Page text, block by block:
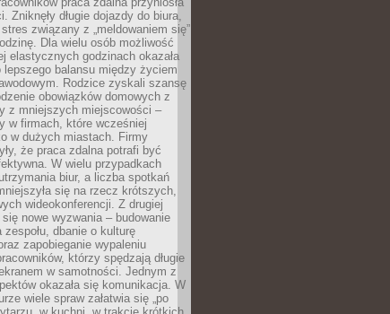
Zniknęły długie dojazdy do biura,
związany z „meldowaniem się”
Dla wielu osób możliwość
elastycznych godzinach okazała
balansu między życiem
Rodzice zyskali szansę
obowiązków domowych z
z mniejszych miejscowości –
w firmach, które wcześniej
w dużych miastach. Firmy
że praca zdalna potrafi być
W wielu przypadkach
biur, a liczba spotkań
się na rzecz krótszych,
wideokonferencji. Z drugiej
się nowe wyzwania – budowanie
zespołu, dbanie o kulturę
zapobieganie wypaleniu
którzy spędzają długie
w samotności. Jednym z
okazała się komunikacja. W
wiele spraw załatwia się „po